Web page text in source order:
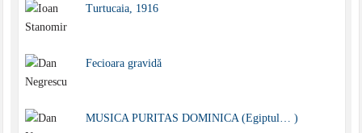
Turtucaia, 1916
Fecioara gravidă
MUSICA PURITAS DOMINICA (Egiptul… )